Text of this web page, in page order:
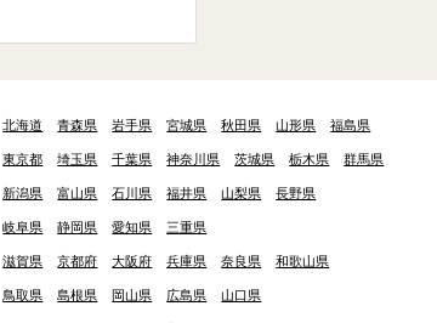
北海道 青森県 岩手県 宮城県 秋田県 山形県 福島県
東京都 埼玉県 千葉県 神奈川県 茨城県 栃木県 群馬県
新潟県 富山県 石川県 福井県 山梨県 長野県
岐阜県 静岡県 愛知県 三重県
滋賀県 京都府 大阪府 兵庫県 奈良県 和歌山県
鳥取県 島根県 岡山県 広島県 山口県